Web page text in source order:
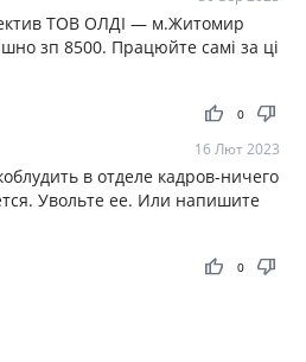
ТОВ ОЛДІ — м.Житомир
зп 8500. Працюйте самі за ці
thumb_up thumb_down
0
16 Лют 2023
в отделе кадров-ничего
Увольте ее. Или напишите
thumb_up thumb_down
0